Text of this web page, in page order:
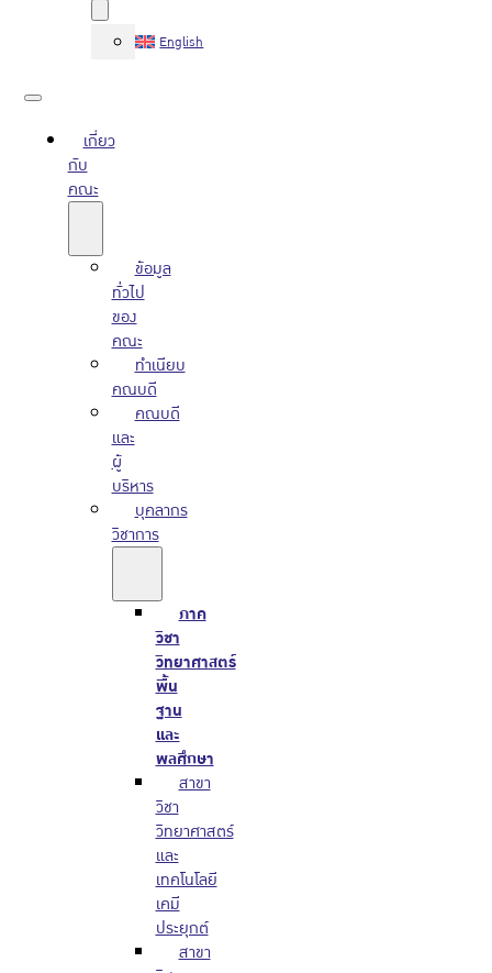
English
เกี่ยว
กับ
คณะ
ข้อมูล
ทั่วไป
ของ
คณะ
ทำเนียบ
คณบดี
คณบดี
และ
ผู้
บริหาร
บุคลากร
วิชาการ
ภาค
วิชา
วิทยาศาสตร์
พื้น
ฐาน
และ
พลศึกษา
สาขา
วิชา
วิทยาศาสตร์
และ
เทคโนโลยี
เคมี
ประยุกต์
สาขา